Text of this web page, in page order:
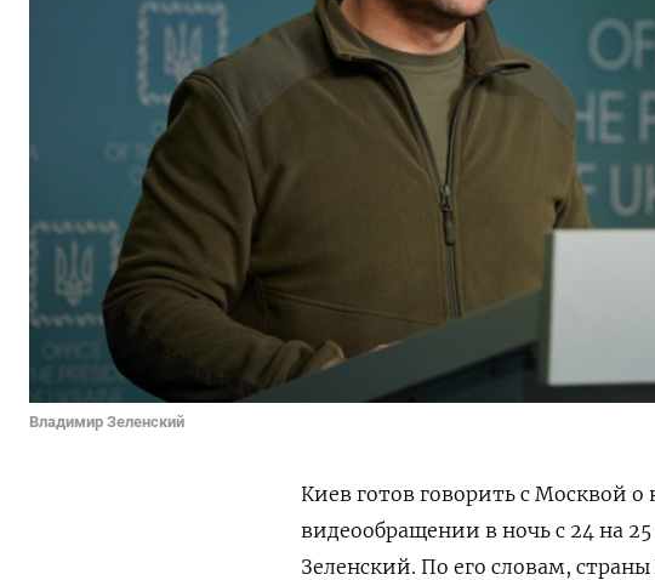
Владимир Зеленский
Киев готов говорить с Москвой
видеообращении в ночь с 24 на
Зеленский. По его словам,